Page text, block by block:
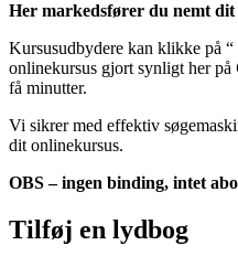
Her markedsfører du nemt
Kursusudbydere kan klikke på “
onlinekursus gjort synligt her på
få minutter.
Vi sikrer med effektiv
dit onlinekursus.
OBS – ingen binding, intet
Tilføj en lydbog